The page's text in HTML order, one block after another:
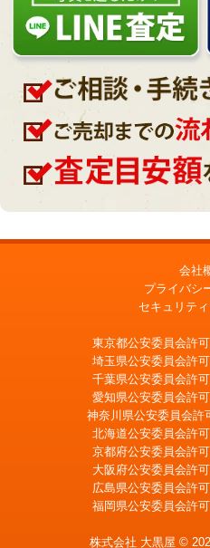
LINE査定
会社
プライバシ
セキュリテ
東京都公安委員会許
埼玉県公安委員会許
千葉県公安委員会許
愛知県公安委員会許
神奈川県公安委員会許
北海道公安委員会許
京都府公安委員会許
大阪府公安委員会許
広島県公安委員会許
福岡県公安委員会許
株式会社 大黒屋 ©